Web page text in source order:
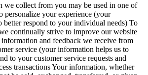
we collect from you may be used in one of
personalize your experience (your
better respond to your individual needs) To
continually strive to improve our website
and feedback we receive from
service (your information helps us to
to your customer service requests and
transactions Your information, whether